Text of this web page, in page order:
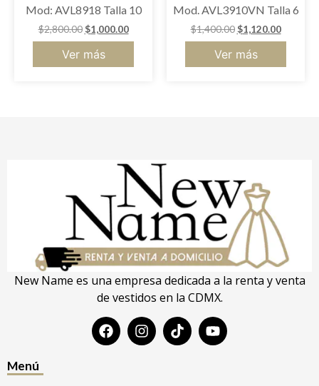
Mod: AVL8918 Talla 10
$2,800.00 $1,000.00
Ver más
Mod. AVL3910VN Talla 6
$1,400.00 $1,120.00
Ver más
New Name es una empresa dedicada a la renta y venta
de vestidos en la CDMX.
Menú